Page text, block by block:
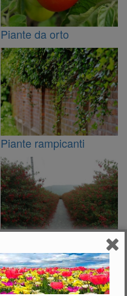
Piante da orto
Piante rampicanti
Siepi